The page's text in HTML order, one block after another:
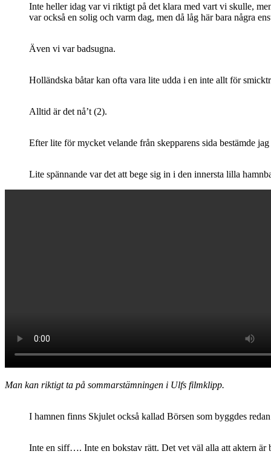
Inte heller idag var vi riktigt på det klara med vart vi skulle,
var också en solig och varm dag, men då låg här bara några
Även vi var badsugna.
Holländska båtar kan ofta vara lite udda i en inte allt för
Alltid är det nå’t (2).
Efter lite för mycket velande från skepparens sida bestämde
Lite spännande var det att bege sig in i den innersta lilla
Man kan riktigt ta på sommarstämningen i Ulfs filmklipp.
I hamnen finns Skjulet också kallad Börsen som byggdes
Inte en siff…. Inte en bokstav rätt. Det vet väl alla att aktern